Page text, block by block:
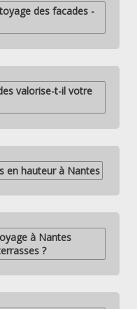
des facades -
valorise-t-il votre
en hauteur à Nantes
à Nantes
?